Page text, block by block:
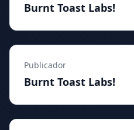
Burnt Toast Labs!
Publicador
Burnt Toast Labs!